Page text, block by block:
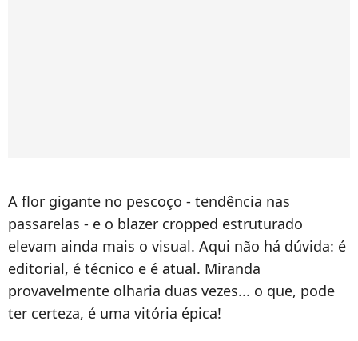
A flor gigante no pescoço - tendência nas
passarelas - e o blazer cropped estruturado
elevam ainda mais o visual. Aqui não há dúvida: é
editorial, é técnico e é atual. Miranda
provavelmente olharia duas vezes... o que, pode
ter certeza, é uma vitória épica!